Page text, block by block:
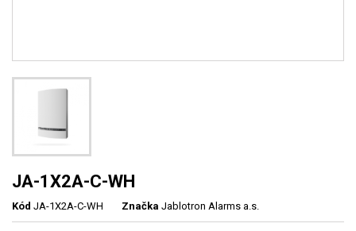
JA-1X2A-C-WH
Kód JA-1X2A-C-WH Značka Jablotron Alarms a.s.